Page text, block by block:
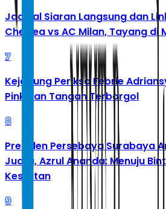
Jadwal Siaran Langsung dan
Chelsea vs AC Milan, Tayang di
7
Kejagung Periksa Febrie
Pink dan Tangan Terborgol
8
Presiden Persebaya Surabaya
Juara, Azrul Ananda: Menuju
Kesulitan
9